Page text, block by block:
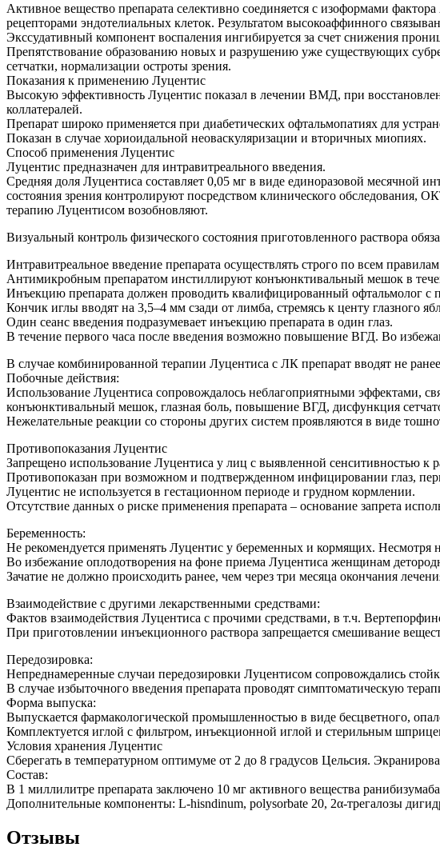
Активное вещество препарата селективно соединяется с изоформами
рецепторами эндотелиальных клеток. Результатом высокоаффинного
Экссудативный компонент воспаления ингибируется за счет снижения
Препятствование образованию новых и разрушению уже существующих
сетчатки, нормализации остроты зрения.
Показания к применению Луцентис
Высокую эффективность Луцентис показал в лечении ВМД, при
коллатералей.
Препарат широко применяется при диабетических офтальмопатиях для
Показан в случае хориоидальной неоваскуляризации и вторичных миопиях.
Способ применения Луцентис
Луцентис предназначен для интравитреального введения.
Средняя доля Луцентиса составляет 0,05 мг в виде единоразовой месячной
состояния зрения контролируют посредством клинического
терапию Луцентисом возобновляют.
Визуальный контроль физического состояния приготовленного раствора
Интравитреальное введение препарата осуществлять строго по всем
Антимикробным препаратом инстиллируют конъюнктивальный мешок в
Инъекцию препарата должен проводить квалифицированный офтальмолог с
Кончик иглы вводят на 3,5–4 мм сзади от лимба, стремясь к центу глазного
Один сеанс введения подразумевает инъекцию препарата в один глаз.
В течение первого часа после введения возможно повышение ВГД. Во
В случае комбинированной терапии Луцентиса с ЛК препарат вводят не ранее
Побочные действия:
Использование Луцентиса сопровождалось неблагоприятными эффектами,
конъюнктивальный мешок, глазная боль, повышение ВГД, дисфункция
Нежелательные реакции со стороны других систем проявляются в виде
Противопоказания Луцентис
Запрещено использование Луцентиса у лиц с выявленной сенситивностью
Противопоказан при возможном и подтвержденном инфицировании глаз,
Луцентис не используется в гестационном периоде и грудном кормлении.
Отсутствие данных о риске применения препарата – основание запрета
Беременность:
Не рекомендуется применять Луцентис у беременных и кормящих. Несмотря
Во избежание оплодотворения на фоне приема Луцентиса женщинам
Зачатие не должно происходить ранее, чем через три месяца окончания
Взаимодействие с другими лекарственными средствами:
Фактов взаимодействия Луцентиса с прочими средствами, в т.ч.
При приготовлении инъекционного раствора запрещается смешивание
Передозировка:
Непреднамеренные случаи передозировки Луцентисом сопровождались
В случае избыточного введения препарата проводят симптоматическую
Форма выпуска:
Выпускается фармакологической промышленностью в виде бесцветного,
Комплектуется иглой с фильтром, инъекционной иглой и стерильным
Условия хранения Луцентис
Сберегать в температурном оптимуме от 2 до 8 градусов Цельсия.
Состав:
В 1 миллилитре препарата заключено 10 мг активного вещества
Дополнительные компоненты: L-hisndinum, polysorbate 20, 2α-трегалозы
Отзывы